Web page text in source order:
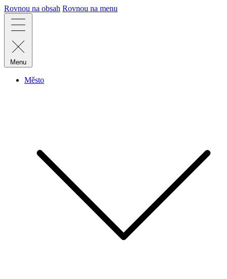
Rovnou na obsah Rovnou na menu
Menu
Město